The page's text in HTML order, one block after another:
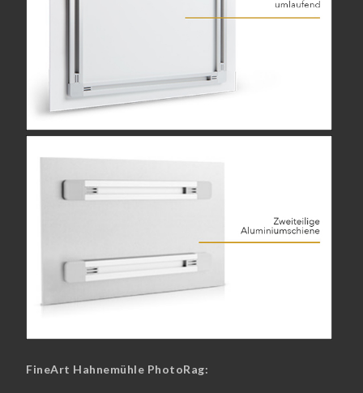
FineArt Hahnemühle PhotoRag: